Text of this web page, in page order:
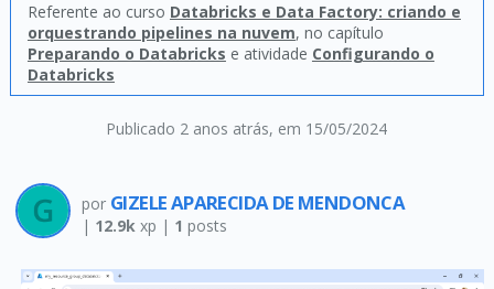
Publicado 2 anos atrás, em 15/05/2024
Referente ao curso Databricks e Data Factory: criando e
orquestrando pipelines na nuvem, no capítulo
Preparando o Databricks e atividade Configurando o
Databricks
por GIZELE APARECIDA DE MENDONCA
| 12.9kxp | 1 posts